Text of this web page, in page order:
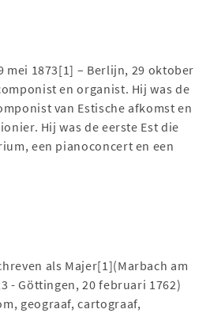
mei 1873[1] – Berlijn, 29 oktober
en organist. Hij was de
van Estische afkomst en
Hij was de eerste Est die
een pianoconcert en een
als Majer[1](Marbach am
- Göttingen, 20 februari 1762)
geograaf, cartograaf,